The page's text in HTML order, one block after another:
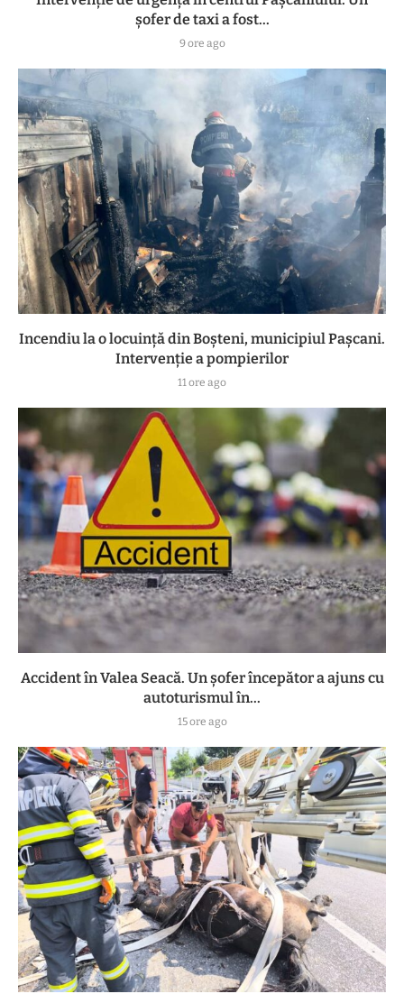
șofer de taxi a fost...
9 ore ago
Incendiu la o locuință din Boșteni, municipiul Pașcani.
Intervenție a pompierilor
11 ore ago
Accident în Valea Seacă. Un șofer începător a ajuns cu
autoturismul în...
15 ore ago